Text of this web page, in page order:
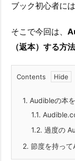
ブック初心者に
そこで今回は、
（返本）する方法
Contents
1. Audibleの本
1.1.
1.2. 過度の
2. 節度を持っ